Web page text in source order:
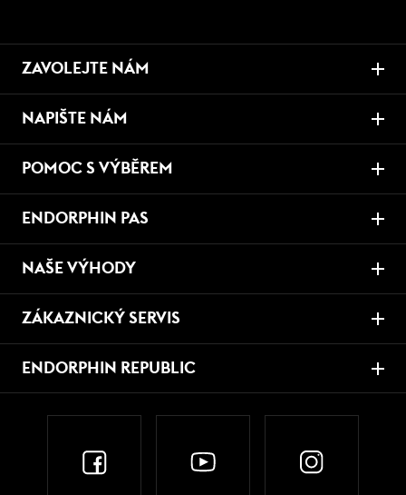
ZAVOLEJTE NÁM
NAPIŠTE NÁM
POMOC S VÝBĚREM
ENDORPHIN PAS
NAŠE VÝHODY
ZÁKAZNICKÝ SERVIS
ENDORPHIN REPUBLIC